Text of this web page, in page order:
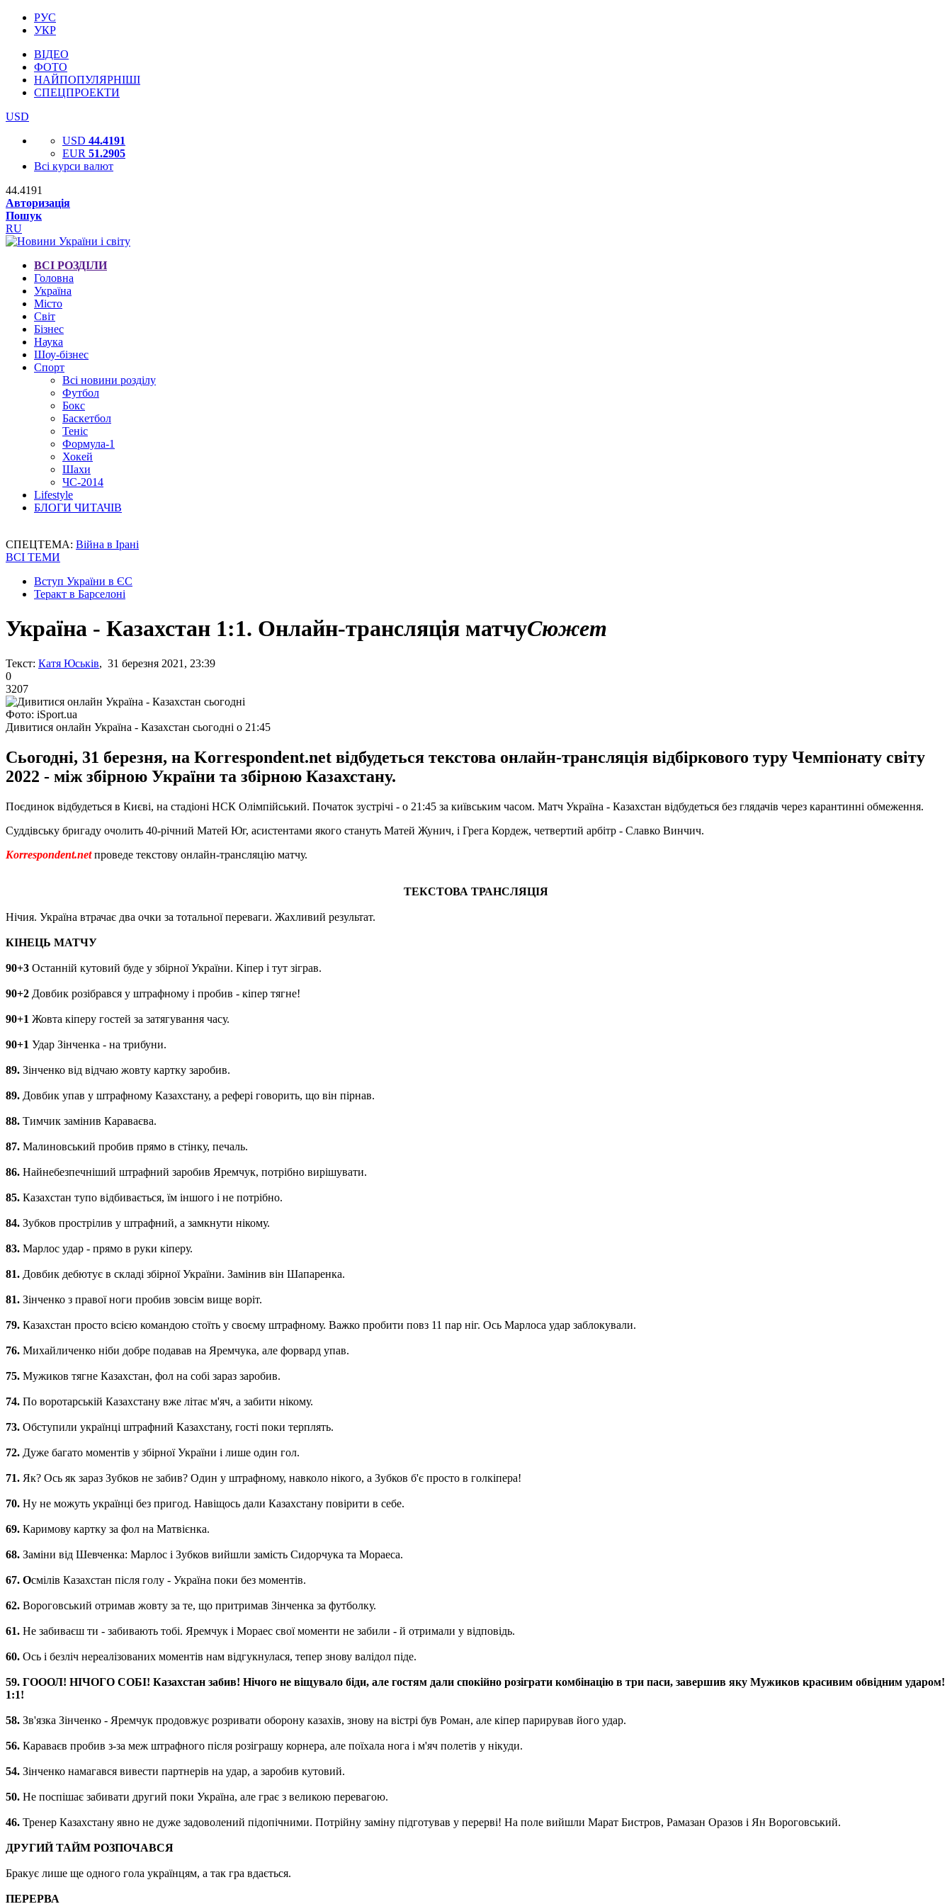
РУС
УКР
ВІДЕО
ФОТО
НАЙПОПУЛЯРНІШІ
СПЕЦПРОЕКТИ
USD
USD 44.4191
EUR 51.2905
Всі курси валют
44.4191
Авторизація
Пошук
RU
ВСІ РОЗДІЛИ
Головна
Україна
Місто
Світ
Бізнес
Наука
Шоу-бізнес
Спорт
Всі новини розділу
Футбол
Бокс
Баскетбол
Теніс
Формула-1
Хокей
Шахи
ЧС-2014
Lifestyle
БЛОГИ ЧИТАЧІВ
СПЕЦТЕМА: Війна в Ірані
ВСІ ТЕМИ
Вступ України в ЄС
Теракт в Барселоні
Україна - Казахстан 1:1. Онлайн-трансляція матчуСюжет
Текст: Катя Юськів, 31 березня 2021, 23:39
0
3207
Фото: iSport.ua
Дивитися онлайн Україна - Казахстан сьогодні о 21:45
Сьогодні, 31 березня, на Korrespondent.net відбудеться текстова онлайн-трансляція відбіркового туру Чемпіонату світу
2022 - між збірною України та збірною Казахстану.
Поєдинок відбудеться в Києві, на стадіоні НСК Олімпійський. Початок зустрічі - о 21:45 за київським часом. Матч Україна - Казахстан відбудеться без глядачів через карантинні обмеження.
Суддівську бригаду очолить 40-річний Матей Юг, асистентами якого стануть Матей Жунич, і Грега Кордеж, четвертий арбітр - Славко Винчич.
Korrespondent.netпроведе текстову онлайн-трансляцію матчу.
ТЕКСТОВА ТРАНСЛЯЦІЯ
Нічия. Україна втрачає два очки за тотальної переваги. Жахливий результат.
КІНЕЦЬ МАТЧУ
90+3 Останній кутовий буде у збірної України. Кіпер і тут зіграв.
90+2 Довбик розібрався у штрафному і пробив - кіпер тягне!
90+1 Жовта кіперу гостей за затягування часу.
90+1 Удар Зінченка - на трибуни.
89. Зінченко від відчаю жовту картку заробив.
89. Довбик упав у штрафному Казахстану, а рефері говорить, що він пірнав.
88. Тимчик замінив Караваєва.
87. Малиновський пробив прямо в стінку, печаль.
86. Найнебезпечніший штрафний заробив Яремчук, потрібно вирішувати.
85. Казахстан тупо відбивається, їм іншого і не потрібно.
84. Зубков прострілив у штрафний, а замкнути нікому.
83. Марлос удар - прямо в руки кіперу.
81. Довбик дебютує в складі збірної України. Замінив він Шапаренка.
81. Зінченко з правої ноги пробив зовсім вище воріт.
79. Казахстан просто всією командою стоїть у своєму штрафному. Важко пробити повз 11 пар ніг. Ось Марлоса удар заблокували.
76. Михайличенко ніби добре подавав на Яремчука, але форвард упав.
75. Мужиков тягне Казахстан, фол на собі зараз заробив.
74. По воротарській Казахстану вже літає м'яч, а забити нікому.
73. Обступили українці штрафний Казахстану, гості поки терплять.
72. Дуже багато моментів у збірної України і лише один гол.
71. Як? Ось як зараз Зубков не забив? Один у штрафному, навколо нікого, а Зубков б'є просто в голкіпера!
70. Ну не можуть українці без пригод. Навіщось дали Казахстану повірити в себе.
69. Каримову картку за фол на Матвієнка.
68. Заміни від Шевченка: Марлос і Зубков вийшли замість Сидорчука та Мораеса.
67. Осмілів Казахстан після голу - Україна поки без моментів.
62. Вороговський отримав жовту за те, що притримав Зінченка за футболку.
61. Не забиваєш ти - забивають тобі. Яремчук і Мораес свої моменти не забили - й отримали у відповідь.
60. Ось і безліч нереалізованих моментів нам відгукнулася, тепер знову валідол піде.
59. ГОООЛ! НІЧОГО СОБІ! Казахстан забив! Нічого не віщувало біди, але гостям дали спокійно розіграти комбінацію в три паси, завершив яку Мужиков красивим обвідним ударом!
1:1!
58. Зв'язка Зінченко - Яремчук продовжує розривати оборону казахів, знову на вістрі був Роман, але кіпер парирував його удар.
56. Караваєв пробив з-за меж штрафного після розіграшу корнера, але поїхала нога і м'яч полетів у нікуди.
54. Зінченко намагався вивести партнерів на удар, а заробив кутовий.
50. Не поспішає забивати другий поки Україна, але грає з великою перевагою.
46. ​​ Тренер Казахстану явно не дуже задоволений підопічними. Потрійну заміну підготував у перерві! На поле вийшли Марат Бистров, Рамазан Оразов і Ян Вороговський.
ДРУГИЙ ТАЙМ РОЗПОЧАВСЯ
Бракує лише ще одного гола українцям, а так гра вдається.
ПЕРЕРВА